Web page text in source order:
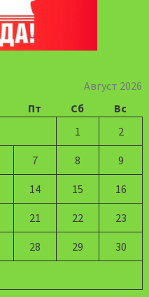
Август 2026
Пт Сб
Вс
1
2
7 8 9
14 15 16
21 22 23
28 29 30